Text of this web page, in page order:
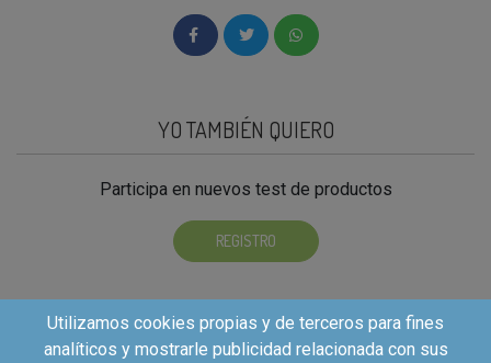
YO TAMBIÉN QUIERO
Participa en nuevos test de productos
REGISTRO
Utilizamos cookies propias y de terceros para fines
analíticos y mostrarle publicidad relacionada con sus